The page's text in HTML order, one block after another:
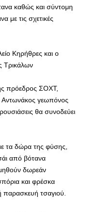
καθώς και σύντομη
με τις σχετικές
Κηρήθρες και ο
Τρικάλων
πρόεδρος ΣΟΧΤ,
Αντωνάκος γεωπόνος
θα συνοδεύει
τα δώρα της φύσης,
από βότανα
δωρεάν
και φρέσκα
παρασκευή τσαγιού.